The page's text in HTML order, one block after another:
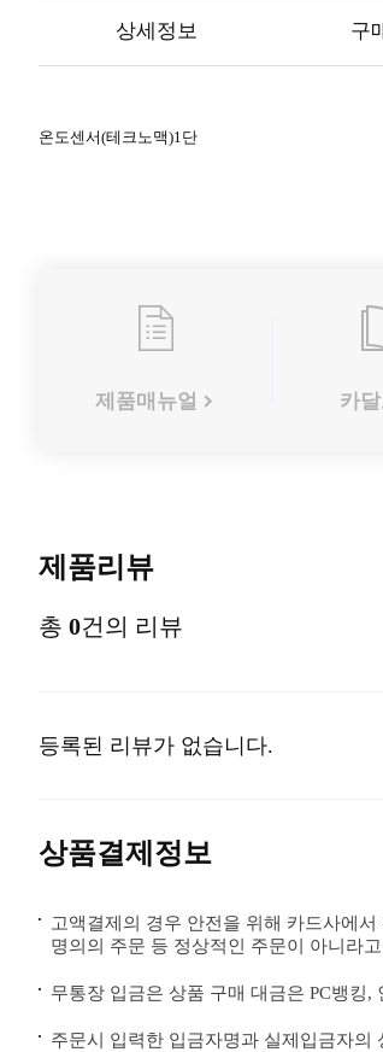
상세정보 구
온도센서(테크노맥)1단
제품매뉴얼 카
제품리뷰
총 0건의 리뷰
등록된 리뷰가 없습니다.
상품결제정보
고액결제의 경우 안전을 위해 카드사에
명의의 주문 등 정상적인 주문이 아니라
무통장 입금은 상품 구매 대금은 PC뱅킹
주문시 입력한 입금자명과 실제입금자의